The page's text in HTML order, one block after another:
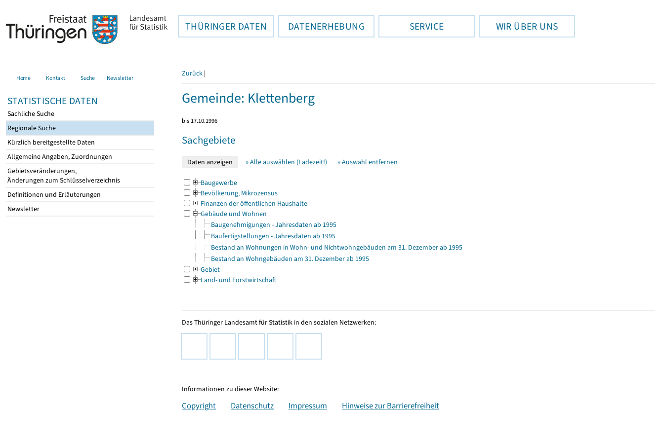
THÜRINGER DATEN DATENERHEBUNG SERVICE WIR ÜBER UNS
Home Kontakt Suche Newsletter
STATISTISCHE DATEN
Sachliche Suche
Regionale Suche
Kürzlich bereitgestellte Daten
Allgemeine Angaben, Zuordnungen
Gebietsveränderungen,
Änderungen zum Schlüsselverzeichnis
Definitionen und Erläuterungen
Newsletter
Zurück |
Gemeinde: Klettenberg
bis 17.10.1996
Sachgebiete
» Alle auswählen (Ladezeit!) » Auswahl entfernen
Baugewerbe
Bevölkerung, Mikrozensus
Finanzen der öffentlichen Haushalte
Gebäude und Wohnen
Baugenehmigungen - Jahresdaten ab 1995
Baufertigstellungen - Jahresdaten ab 1995
Bestand an Wohnungen in Wohn- und Nichtwohngebäuden am 31. Dezember ab 1995
Bestand an Wohngebäuden am 31. Dezember ab 1995
Gebiet
Land- und Forstwirtschaft
Das Thüringer Landesamt für Statistik in den sozialen Netzwerken:
Informationen zu dieser Website:
Copyright Datenschutz Impressum Hinweise zur Barrierefreiheit